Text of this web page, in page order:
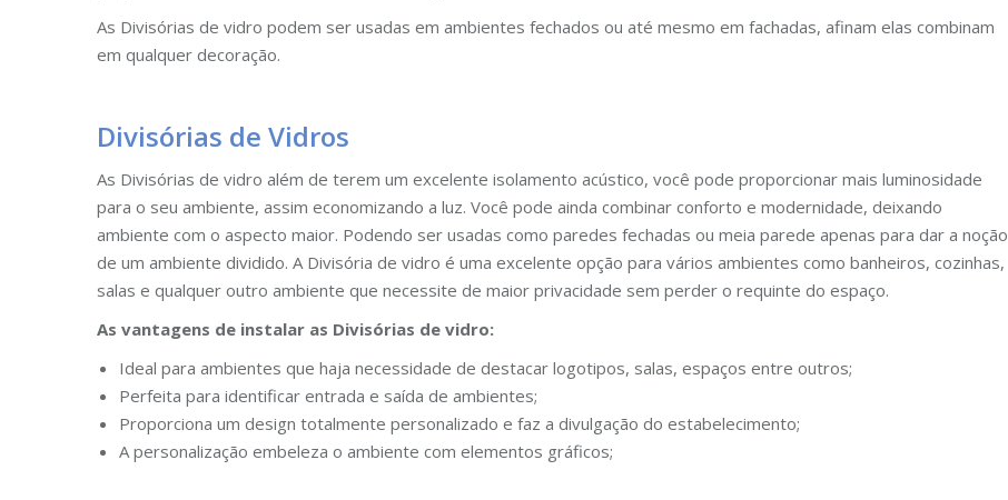
As Divisórias de vidro podem ser usadas em ambientes fechados ou até mesmo em fachadas, afinam elas combinam
em qualquer decoração.
Divisórias de Vidros
As Divisórias de vidro além de terem um excelente isolamento acústico, você pode proporcionar mais luminosidade
para o seu ambiente, assim economizando a luz. Você pode ainda combinar conforto e modernidade, deixando
ambiente com o aspecto maior. Podendo ser usadas como paredes fechadas ou meia parede apenas para dar a noção
de um ambiente dividido. A Divisória de vidro é uma excelente opção para vários ambientes como banheiros, cozinhas,
salas e qualquer outro ambiente que necessite de maior privacidade sem perder o requinte do espaço.
As vantagens de instalar as Divisórias de vidro:
Ideal para ambientes que haja necessidade de destacar logotipos, salas, espaços entre outros;
Perfeita para identificar entrada e saída de ambientes;
Proporciona um design totalmente personalizado e faz a divulgação do estabelecimento;
A personalização embeleza o ambiente com elementos gráficos;